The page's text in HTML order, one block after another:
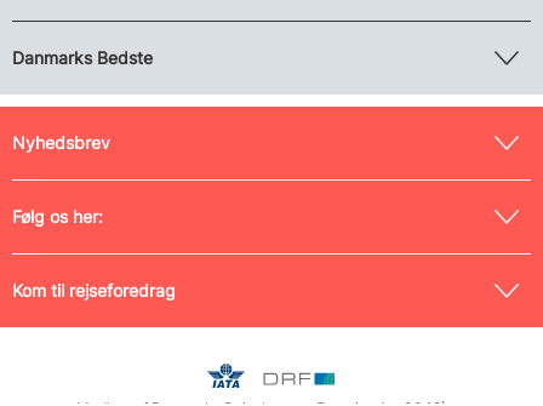
Danmarks Bedste
Nyhedsbrev
Følg os her:
Kom til rejseforedrag